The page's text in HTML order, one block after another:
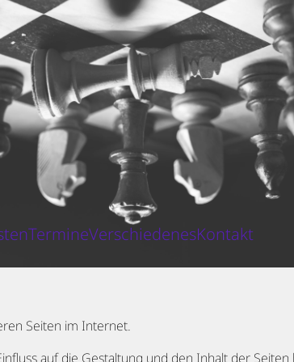
TermineVerschiedenesKontakt
Seiten im Internet.
auf die Gestaltung und den Inhalt der